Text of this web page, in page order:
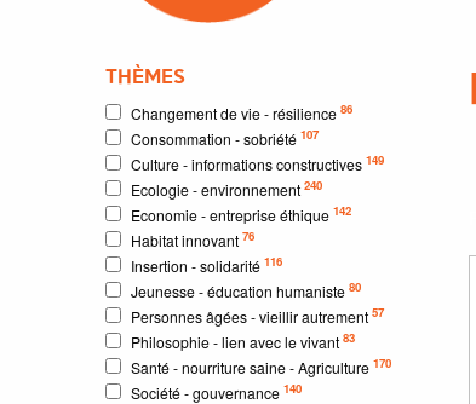
THÈMES
Changement de vie - résilience 86
Consommation - sobriété 107
Culture - informations constructives 149
Ecologie - environnement 240
Economie - entreprise éthique 142
Habitat innovant 76
Insertion - solidarité 116
Jeunesse - éducation humaniste 80
Personnes âgées - vieillir autrement 57
Philosophie - lien avec le vivant 83
Santé - nourriture saine - Agriculture 170
Société - gouvernance 140